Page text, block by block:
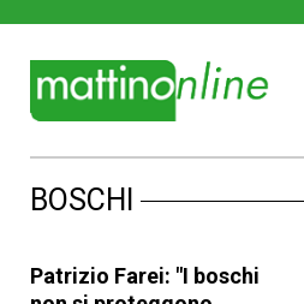
BOSCHI
Patrizio Farei: "I boschi